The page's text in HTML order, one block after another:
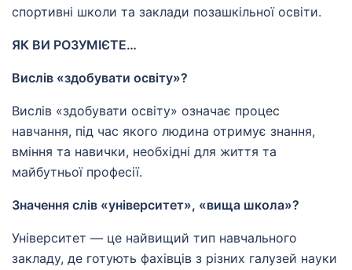
спортивні школи та заклади позашкільної освіти.
ЯК ВИ РОЗУМІЄТЕ…
Вислів «здобувати освіту»?
Вислів «здобувати освіту» означає процес
навчання, під час якого людина отримує знання,
вміння та навички, необхідні для життя та
майбутньої професії.
Значення слів «університет», «вища школа»?
Університет — це найвищий тип навчального
закладу, де готують фахівців з різних галузей науки